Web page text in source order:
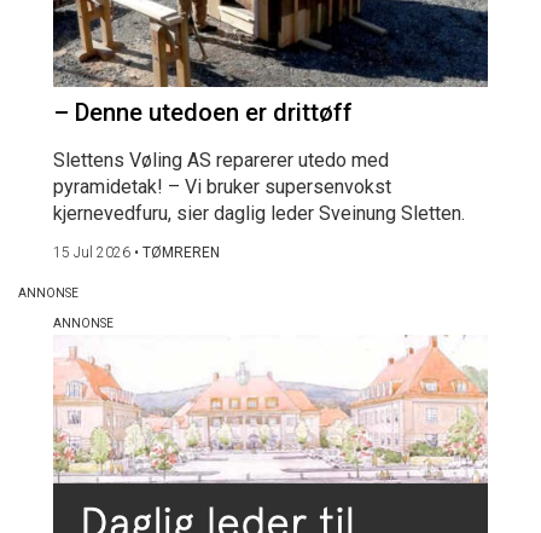
– Denne utedoen er drittøff
Slettens Vøling AS reparerer utedo med
pyramidetak! – Vi bruker supersenvokst
kjernevedfuru, sier daglig leder Sveinung Sletten.
15 Jul 2026 • TØMREREN